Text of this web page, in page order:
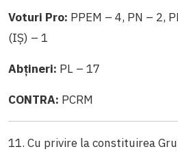
Voturi Pro: PPEM – 4, PN – 2,
(IȘ) – 1
Abțineri: PL – 17
CONTRA: PCRM
11. Cu privire la constituirea